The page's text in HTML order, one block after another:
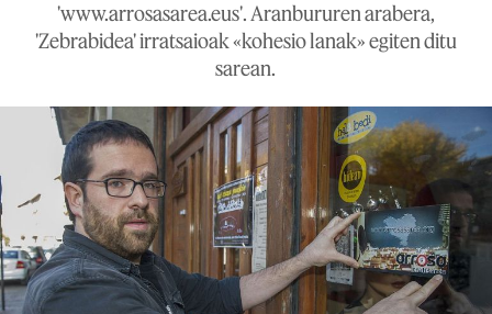
'www.arrosasarea.eus'. Aranbururen arabera,
'Zebrabidea' irratsaioak «kohesio lanak» egiten ditu
sarean.